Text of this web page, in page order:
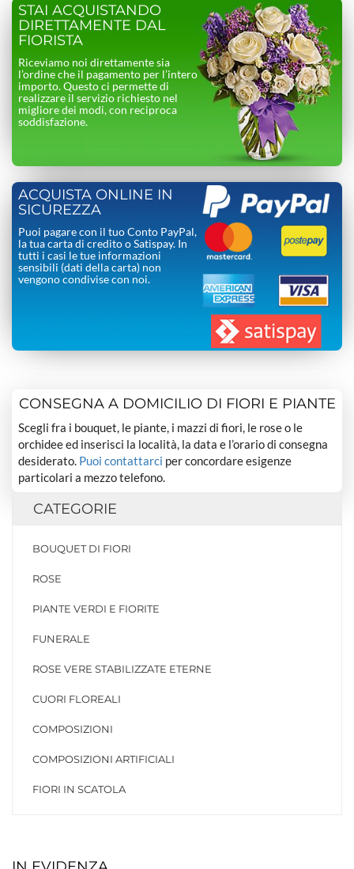
STAI ACQUISTANDO
DIRETTAMENTE DAL
FIORISTA
Riceviamo noi direttamente sia
l’ordine che il pagamento per l’intero
importo. Questo ci permette di
realizzare il servizio richiesto nel
migliore dei modi, con reciproca
soddisfazione.
ACQUISTA ONLINE IN
SICUREZZA
Puoi pagare con il tuo Conto PayPal,
la tua carta di credito o Satispay. In
tutti i casi le tue informazioni
sensibili (dati della carta) non
vengono condivise con noi.
CONSEGNA A DOMICILIO DI FIORI E PIANTE
Scegli fra i bouquet, le piante, i mazzi di fiori, le rose o le
orchidee ed inserisci la località, la data e l’orario di consegna
desiderato. Puoi contattarci per concordare esigenze
particolari a mezzo telefono.
CATEGORIE
BOUQUET DI FIORI
ROSE
PIANTE VERDI E FIORITE
FUNERALE
ROSE VERE STABILIZZATE ETERNE
CUORI FLOREALI
COMPOSIZIONI
COMPOSIZIONI ARTIFICIALI
FIORI IN SCATOLA